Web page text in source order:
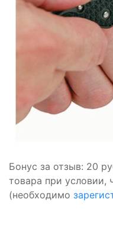
Бонус за отзыв: 20
товара при условии,
(необходимо